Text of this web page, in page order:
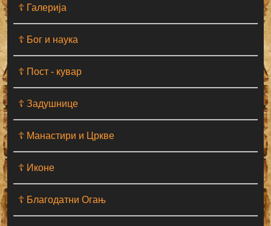
☦ Галерија
☦ Бог и наука
☦ Пост - кувар
☦ Задушнице
☦ Манастири и Цркве
☦ Иконе
☦ Благодатни Огањ